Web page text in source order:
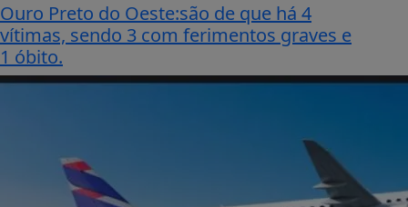
Ouro Preto do Oeste:são de que há 4
vítimas, sendo 3 com ferimentos graves e
1 óbito.